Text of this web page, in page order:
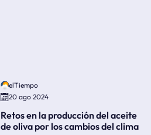
elTiempo
20 ago 2024
Retos en la producción del aceite
de oliva por los cambios del clima